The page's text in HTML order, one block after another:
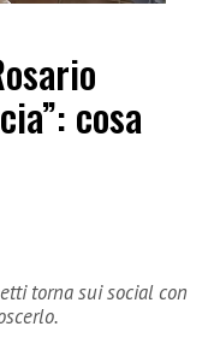
cosa
torna sui social con